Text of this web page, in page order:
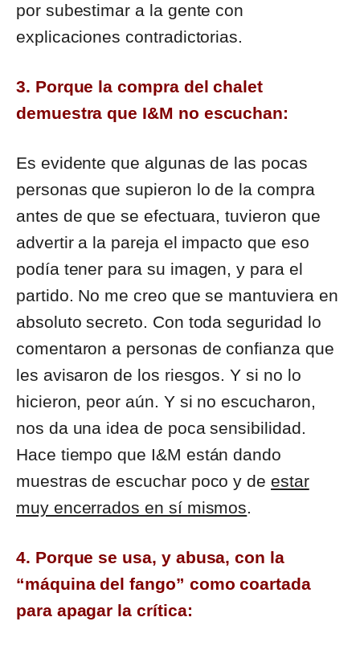
por subestimar a la gente con
explicaciones contradictorias.
3. Porque la compra del chalet
demuestra que I&M no escuchan:
Es evidente que algunas de las pocas
personas que supieron lo de la compra
antes de que se efectuara, tuvieron que
advertir a la pareja el impacto que eso
podía tener para su imagen, y para el
partido. No me creo que se mantuviera en
absoluto secreto. Con toda seguridad lo
comentaron a personas de confianza que
les avisaron de los riesgos. Y si no lo
hicieron, peor aún. Y si no escucharon,
nos da una idea de poca sensibilidad.
Hace tiempo que I&M están dando
muestras de escuchar poco y de estar
muy encerrados en sí mismos.
4. Porque se usa, y abusa, con la
“máquina del fango” como coartada
para apagar la crítica: